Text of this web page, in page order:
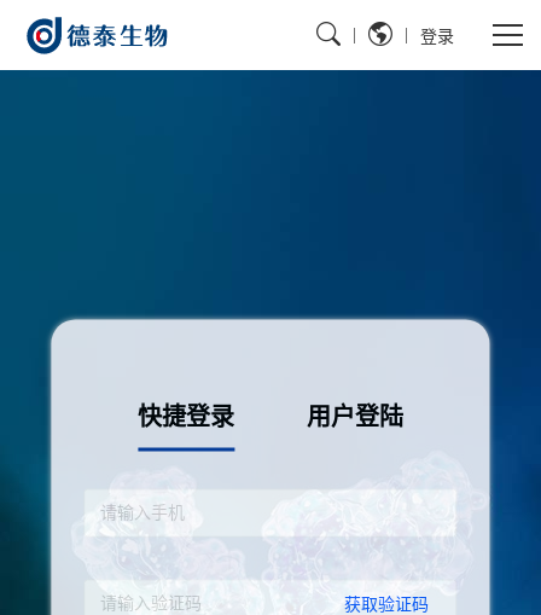
登录
快捷登录 用户登陆
获取验证码